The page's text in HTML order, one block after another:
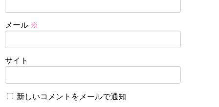
メール ※
サイト
新しいコメントをメールで通知